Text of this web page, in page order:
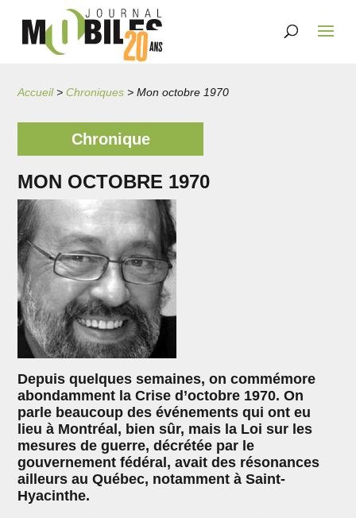
Accueil>Chroniques >Mon octobre 1970
Chronique
MON OCTOBRE 1970
Depuis quelques semaines, on commémore
abondamment la Crise d’octobre 1970. On
parle beaucoup des événements qui ont eu
lieu à Montréal, bien sûr, mais la Loi sur les
mesures de guerre, décrétée par le
gouvernement fédéral, avait des résonances
ailleurs au Québec, notamment à Saint-
Hyacinthe.